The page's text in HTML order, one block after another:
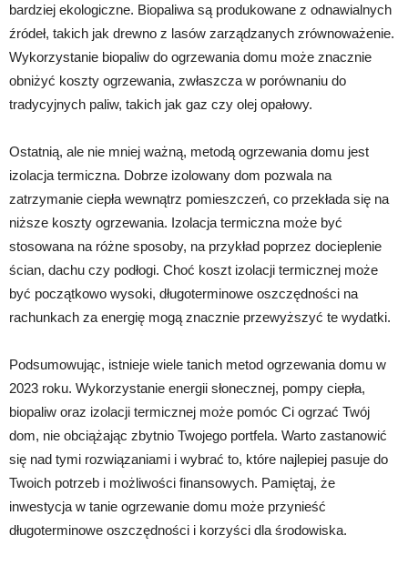
bardziej ekologiczne. Biopaliwa są produkowane z odnawialnych
źródeł, takich jak drewno z lasów zarządzanych zrównoważenie.
Wykorzystanie biopaliw do ogrzewania domu może znacznie
obniżyć koszty ogrzewania, zwłaszcza w porównaniu do
tradycyjnych paliw, takich jak gaz czy olej opałowy.
Ostatnią, ale nie mniej ważną, metodą ogrzewania domu jest
izolacja termiczna. Dobrze izolowany dom pozwala na
zatrzymanie ciepła wewnątrz pomieszczeń, co przekłada się na
niższe koszty ogrzewania. Izolacja termiczna może być
stosowana na różne sposoby, na przykład poprzez docieplenie
ścian, dachu czy podłogi. Choć koszt izolacji termicznej może
być początkowo wysoki, długoterminowe oszczędności na
rachunkach za energię mogą znacznie przewyższyć te wydatki.
Podsumowując, istnieje wiele tanich metod ogrzewania domu w
2023 roku. Wykorzystanie energii słonecznej, pompy ciepła,
biopaliw oraz izolacji termicznej może pomóc Ci ogrzać Twój
dom, nie obciążając zbytnio Twojego portfela. Warto zastanowić
się nad tymi rozwiązaniami i wybrać to, które najlepiej pasuje do
Twoich potrzeb i możliwości finansowych. Pamiętaj, że
inwestycja w tanie ogrzewanie domu może przynieść
długoterminowe oszczędności i korzyści dla środowiska.